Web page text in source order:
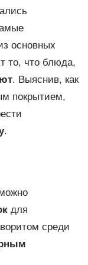
основных
то, что блюда,
. Выяснив, как
покрытием,
.
для
среди